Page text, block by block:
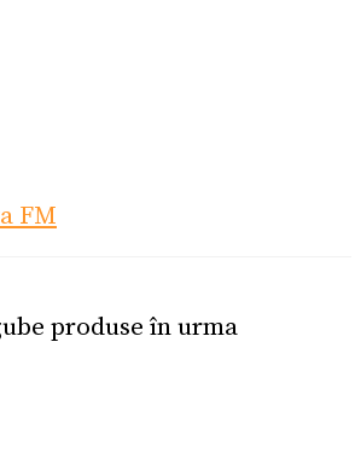
FM
produse în urma